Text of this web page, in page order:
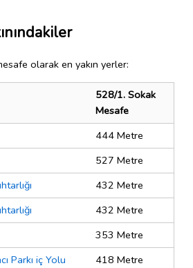
olarak en yakın yerler:
528/1. Sokak
Mesafe
444 Metre
527 Metre
432 Metre
432 Metre
353 Metre
Parkı iç Yolu
418 Metre